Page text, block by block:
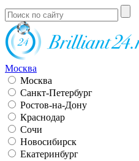
Москва
Москва
Санкт-Петербург
Ростов-на-Дону
Краснодар
Сочи
Новосибирск
Екатеринбург